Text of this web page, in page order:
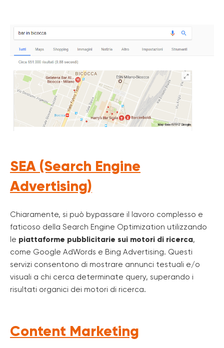
SEA (Search Engine
Advertising)
Chiaramente, si può bypassare il lavoro complesso e
faticoso della Search Engine Optimization utilizzando
le piattaforme pubblicitarie sui motori di ricerca,
come Google AdWords e Bing Advertising. Questi
servizi consentono di mostrare annunci testuali e/o
visuali a chi cerca determinate query, superando i
risultati organici dei motori di ricerca.
Content Marketing